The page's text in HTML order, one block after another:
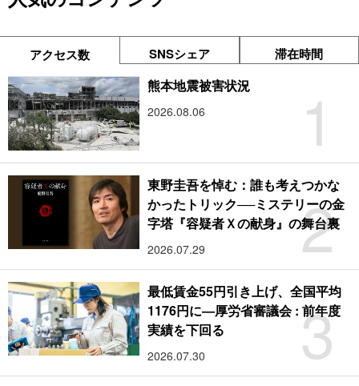
アクセス数 SNSシェア 滞在時間
1
熊本地震被害状況
2026.08.06
2
東野圭吾を悼む：誰も考えつかな
かったトリック──ミステリーの金
字塔『容疑者Ｘの献身』の舞台裏
2026.07.29
3
最低賃金55円引き上げ、全国平均
1176円に―厚労省審議会 : 前年度
実績を下回る
2026.07.30